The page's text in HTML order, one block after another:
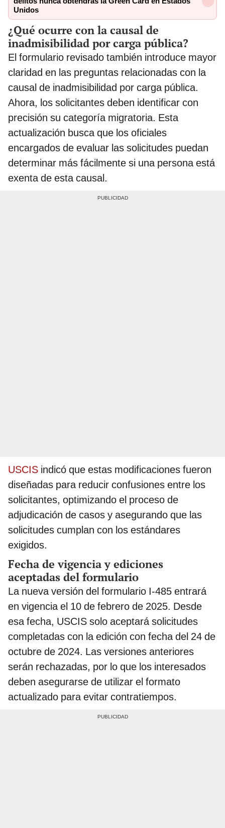
Unidos
¿Qué ocurre con la causal de
inadmisibilidad por carga pública?
El formulario revisado también introduce mayor
claridad en las preguntas relacionadas con la
causal de inadmisibilidad por carga pública.
Ahora, los solicitantes deben identificar con
precisión su categoría migratoria. Esta
actualización busca que los oficiales
encargados de evaluar las solicitudes puedan
determinar más fácilmente si una persona está
exenta de esta causal.
USCIS indicó que estas modificaciones fueron
diseñadas para reducir confusiones entre los
solicitantes, optimizando el proceso de
adjudicación de casos y asegurando que las
solicitudes cumplan con los estándares
exigidos.
Fecha de vigencia y ediciones
aceptadas del formulario
La nueva versión del formulario I-485 entrará
en vigencia el 10 de febrero de 2025. Desde
esa fecha, USCIS solo aceptará solicitudes
completadas con la edición con fecha del 24 de
octubre de 2024. Las versiones anteriores
serán rechazadas, por lo que los interesados
deben asegurarse de utilizar el formato
actualizado para evitar contratiempos.